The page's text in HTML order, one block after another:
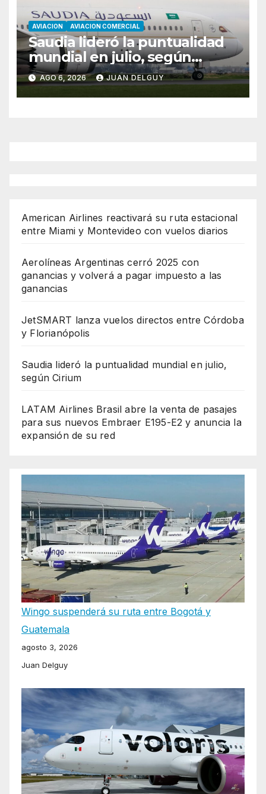
AVIACION AVIACION COMERCIAL
Saudia lideró la puntualidad
mundial en julio, según
Cirium
AGO 6, 2026 JUAN DELGUY
American Airlines reactivará su ruta estacional
entre Miami y Montevideo con vuelos diarios
Aerolíneas Argentinas cerró 2025 con
ganancias y volverá a pagar impuesto a las
ganancias
JetSMART lanza vuelos directos entre Córdoba
y Florianópolis
Saudia lideró la puntualidad mundial en julio,
según Cirium
LATAM Airlines Brasil abre la venta de pasajes
para sus nuevos Embraer E195-E2 y anuncia la
expansión de su red
Wingo suspenderá su ruta entre Bogotá y
Guatemala
agosto 3, 2026
Juan Delguy